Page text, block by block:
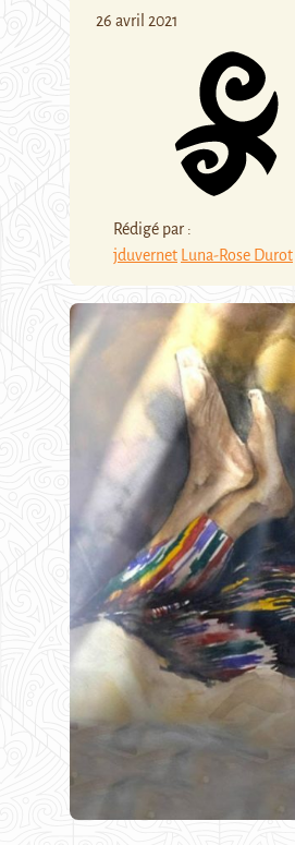
26 avril 2021
Rédigé par :
jduvernet Luna-Rose Durot